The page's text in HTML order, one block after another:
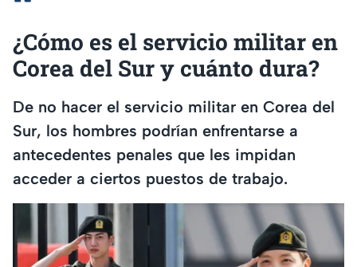
¿Cómo es el servicio militar en
Corea del Sur y cuánto dura?
De no hacer el servicio militar en Corea del
Sur, los hombres podrían enfrentarse a
antecedentes penales que les impidan
acceder a ciertos puestos de trabajo.